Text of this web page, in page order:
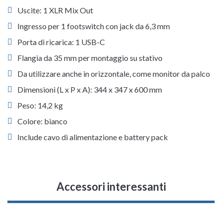
Uscite: 1 XLR Mix Out
Ingresso per 1 footswitch con jack da 6,3 mm
Porta di ricarica: 1 USB-C
Flangia da 35 mm per montaggio su stativo
Da utilizzare anche in orizzontale, come monitor da palco
Dimensioni (L x P x A): 344 x 347 x 600 mm
Peso: 14,2 kg
Colore: bianco
Include cavo di alimentazione e battery pack
Accessori interessanti